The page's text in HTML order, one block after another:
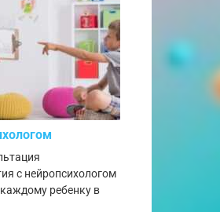
с нейропсихологом
ребенку в